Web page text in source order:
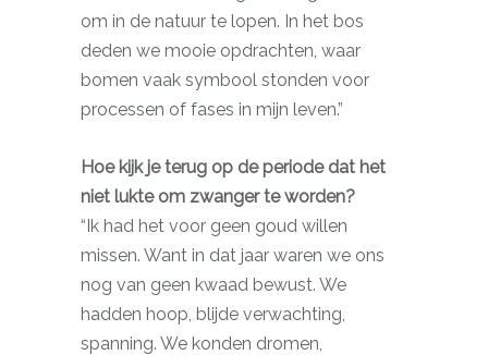
om in de natuur te lopen. In het bos
deden we mooie opdrachten, waar
bomen vaak symbool stonden voor
processen of fases in mijn leven.”
Hoe kijk je terug op de periode dat het
niet lukte om zwanger te worden?
“Ik had het voor geen goud willen
missen. Want in dat jaar waren we ons
nog van geen kwaad bewust. We
hadden hoop, blijde verwachting,
spanning. We konden dromen,